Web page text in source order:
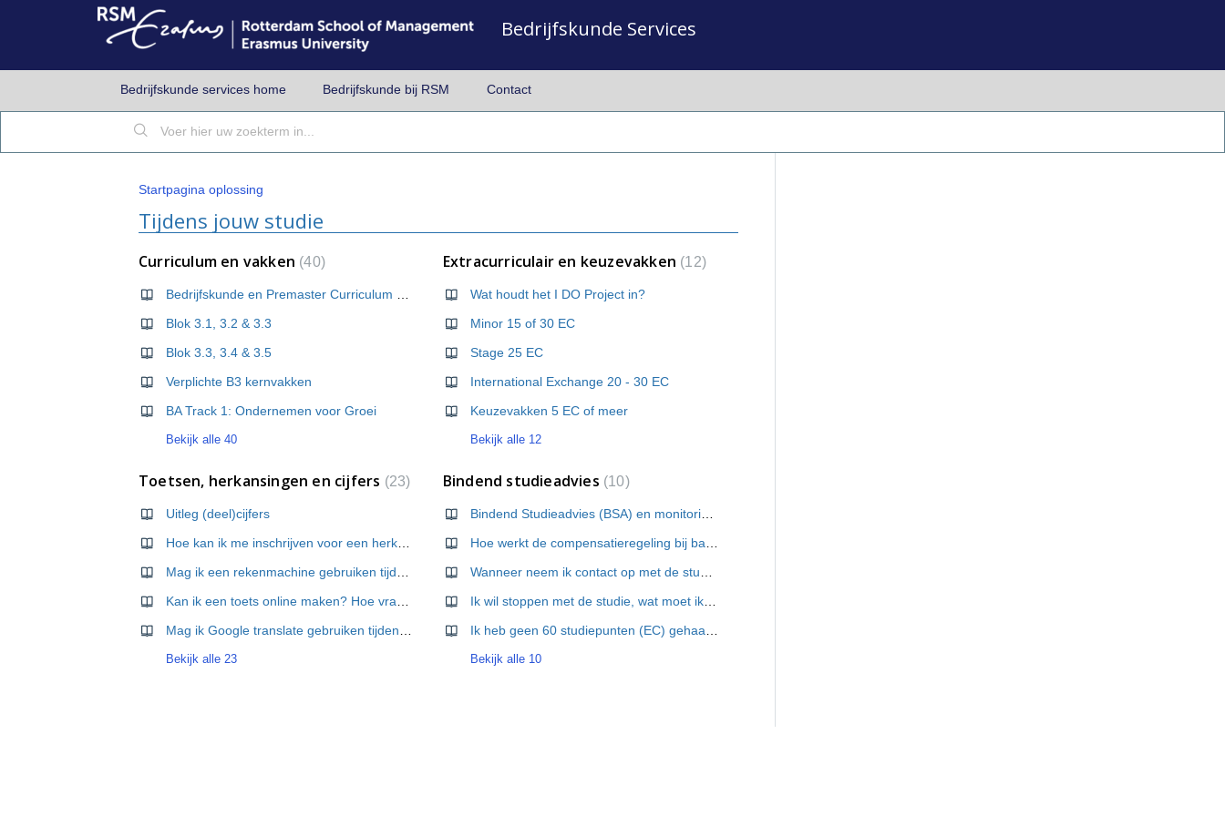
Bedrijfskunde Services
Bedrijfskunde services home Bedrijfskunde bij RSM Contact
Startpagina oplossing
Tijdens jouw studie
Curriculum en vakken 40
Blok 3.1, 3.2 & 3.3
Blok 3.3, 3.4 & 3.5
Verplichte B3 kernvakken
BA Track 1: Ondernemen voor Groei
Bekijk alle 40
Extracurriculair en keuzevakken 12
Wat houdt het I DO Project in?
Minor 15 of 30 EC
Stage 25 EC
International Exchange 20 - 30 EC
Keuzevakken 5 EC of meer
Bekijk alle 12
Toetsen, herkansingen en cijfers 23
Uitleg (deel)cijfers
Bekijk alle 23
Bindend studieadvies 10
Bindend Studieadvies (BSA) en monitoring van studievoortgang Bachelor 1
Ik wil stoppen met de studie, wat moet ik doen?
Bekijk alle 10